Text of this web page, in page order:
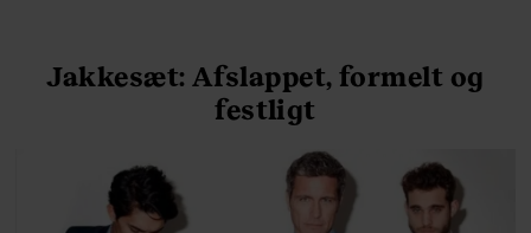
Jakkesæt: Afslappet, formelt og
festligt